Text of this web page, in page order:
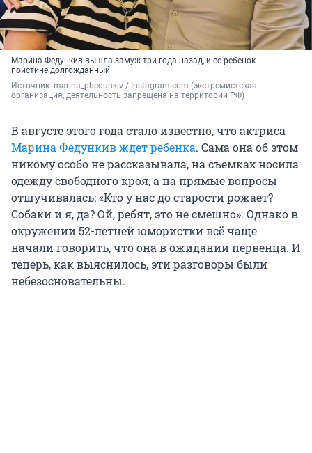
Марина Федункив вышла замуж три года назад, и ее ребенок
поистине долгожданный
Источник: marina_phedunkiv / Instagram.com (экстремистская
организация, деятельность запрещена на территории РФ)
В августе этого года стало известно, что актриса
Марина Федункив ждет ребенка. Сама она об этом
никому особо не рассказывала, на съемках носила
одежду свободного кроя, а на прямые вопросы
отшучивалась: «Кто у нас до старости рожает?
Собаки и я, да? Ой, ребят, это не смешно». Однако в
окружении 52-летней юмористки всё чаще
начали говорить, что она в ожидании первенца. И
теперь, как выяснилось, эти разговоры были
небезосновательны.